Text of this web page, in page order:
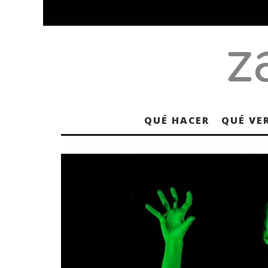
QUÉ HACER QUÉ